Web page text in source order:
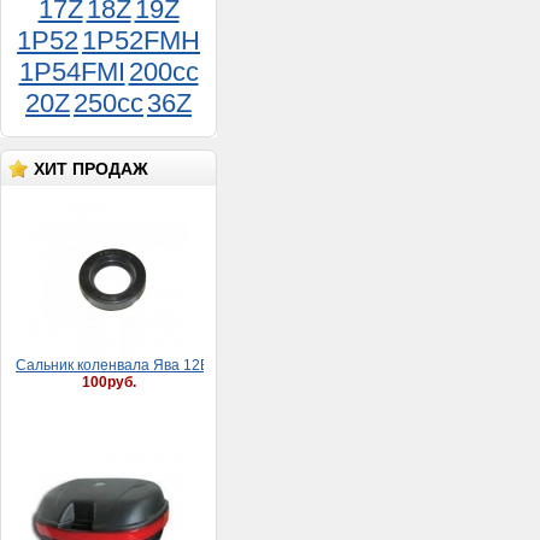
17Z18Z19Z
1P521P52FMH
1P54FMI 200cc
20Z250cc36Z
ХИТ ПРОДАЖ
Хомут 08-12 мм (9 мм)
25руб.
Сaльник коленвaлa Явa 12В (30*52*8)
100руб.